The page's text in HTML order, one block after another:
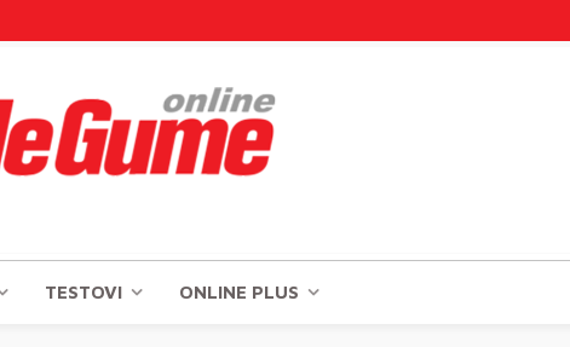
TESTOVI ONLINE PLUS